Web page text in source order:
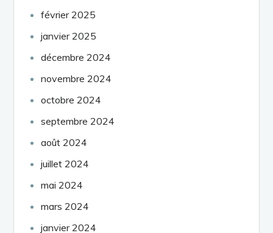
février 2025
janvier 2025
décembre 2024
novembre 2024
octobre 2024
septembre 2024
août 2024
juillet 2024
mai 2024
mars 2024
janvier 2024